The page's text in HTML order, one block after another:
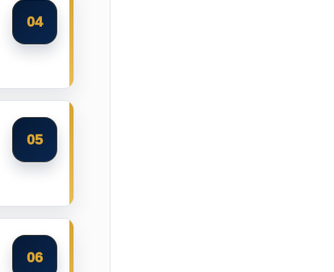
04
05
06